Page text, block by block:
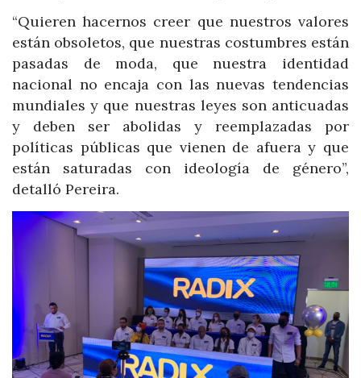
“Quieren hacernos creer que nuestros valores
están obsoletos, que nuestras costumbres están
pasadas de moda, que nuestra identidad
nacional no encaja con las nuevas tendencias
mundiales y que nuestras leyes son anticuadas
y deben ser abolidas y reemplazadas por
políticas públicas que vienen de afuera y que
están saturadas con ideología de género”,
detalló Pereira.